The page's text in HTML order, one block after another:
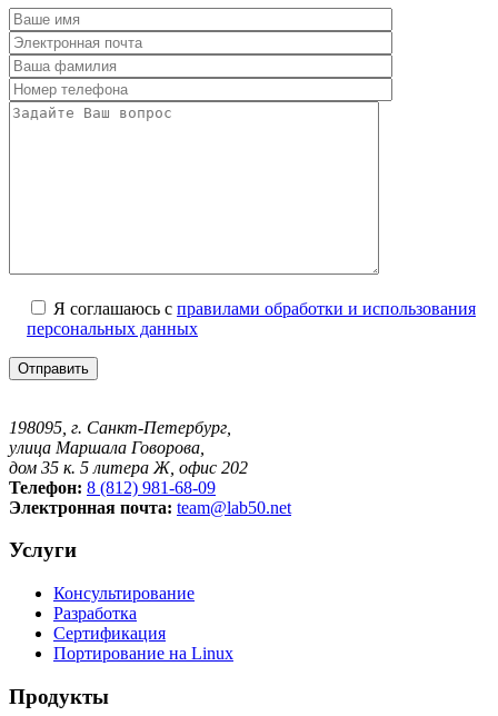
Я соглашаюсь с правилами обработки и использования
персональных данных
198095, г. Санкт-Петербург,
улица Маршала Говорова,
дом 35 к. 5 литера Ж, офис 202
Телефон: 8 (812) 981-68-09
Электронная почта: team@lab50.net
Услуги
Консультирование
Разработка
Сертификация
Портирование на Linux
Продукты